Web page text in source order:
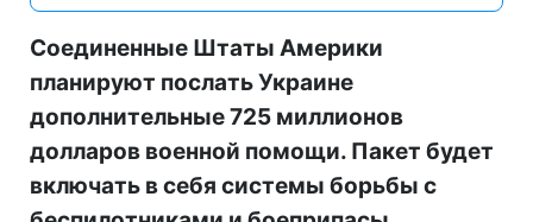
Соединенные Штаты Америки
планируют послать Украине
дополнительные 725 миллионов
долларов военной помощи. Пакет будет
включать в себя системы борьбы с